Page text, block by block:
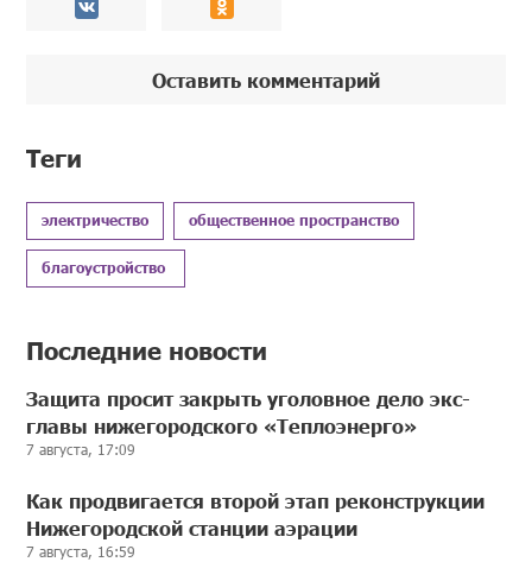
Оставить комментарий
Теги
электричество общественное пространство
благоустройство
Последние новости
Защита просит закрыть уголовное дело экс-
главы нижегородского «Теплоэнерго»
7 августа, 17:09
Как продвигается второй этап реконструкции
Нижегородской станции аэрации
7 августа, 16:59